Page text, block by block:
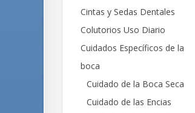
Cintas y Sedas Dentales
Colutorios Uso Diario
Cuidados Específicos de la
boca
Cuidado de la Boca Seca
Cuidado de las Encias